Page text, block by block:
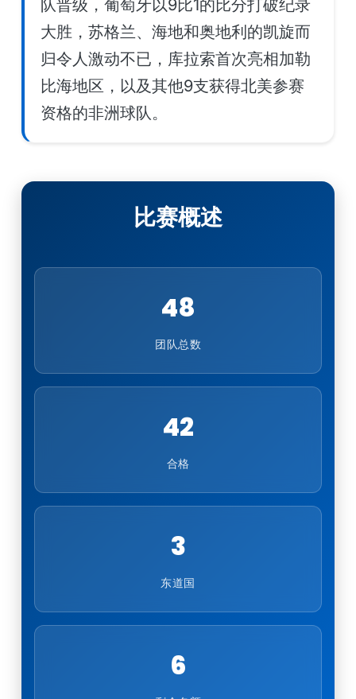
队晋级，葡萄牙以9比1的比分打破纪录
大胜，苏格兰、海地和奥地利的凯旋而
归令人激动不已，库拉索首次亮相加勒
比海地区，以及其他9支获得北美参赛
资格的非洲球队。
比赛概述
48
团队总数
42
合格
3
东道国
6